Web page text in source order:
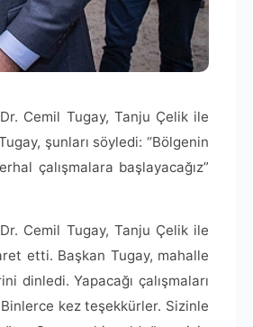
Cemil Tugay, Tanju Çelik ile
şunları söyledi: “Bölgenin
çalışmalara başlayacağız”
Cemil Tugay, Tanju Çelik ile
etti. Başkan Tugay, mahalle
dinledi. Yapacağı çalışmaları
kez teşekkürler. Sizinle